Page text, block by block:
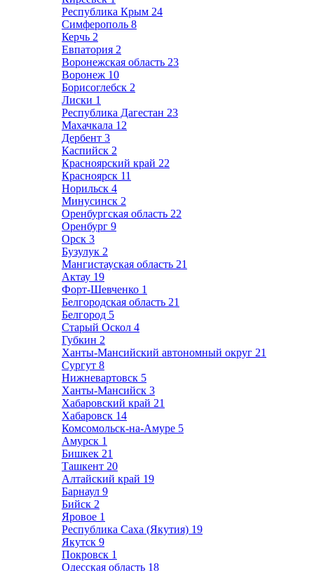
Республика Крым 24
Симферополь 8
Керчь 2
Евпатория 2
Воронежская область 23
Воронеж 10
Борисоглебск 2
Лиски 1
Республика Дагестан 23
Махачкала 12
Дербент 3
Каспийск 2
Красноярский край 22
Красноярск 11
Норильск 4
Минусинск 2
Оренбургская область 22
Оренбург 9
Орск 3
Бузулук 2
Мангистауская область 21
Актау 19
Форт-Шевченко 1
Белгородская область 21
Белгород 5
Старый Оскол 4
Губкин 2
Ханты-Мансийский автономный округ 21
Сургут 8
Нижневартовск 5
Ханты-Мансийск 3
Хабаровский край 21
Хабаровск 14
Комсомольск-на-Амуре 5
Амурск 1
Бишкек 21
Ташкент 20
Алтайский край 19
Барнаул 9
Бийск 2
Яровое 1
Республика Саха (Якутия) 19
Якутск 9
Покровск 1
Одесская область 18